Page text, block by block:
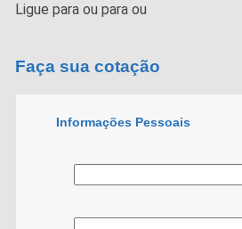
Ligue paraou paraou
Faça sua cotação
Informações Pessoais